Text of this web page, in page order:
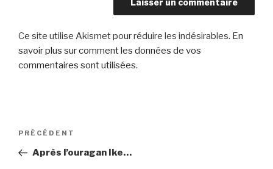
Ce site utilise Akismet pour réduire les indésirables. En
savoir plus sur comment les données de vos
commentaires sont utilisées.
Navigation
l’article
Article
précédent
PRÉCÉDENT
Après l’ouragan Ike…